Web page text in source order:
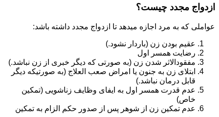
ازدواج مجدد چیست؟
عواملی که به مرد اجازه میدهد تا ازدواج مجدد داشته باشد:
عقیم بودن زن (باردار نشود.)
رضایت همسر اول
مفقودالاثر شدن زن (به صورتی که دیگر خبری از زن نباشد.)
ابتلای زن به جنون یا امراض صعب العلاج (به صورتیکه دیگر
قابل درمان نباشد.)
عدم قدرت همسر اول به ایفای وظایف زناشویی (تمکین
خاص)
عدم تمکین زن از شوهر پس از صدور حکم الزام به تمکین